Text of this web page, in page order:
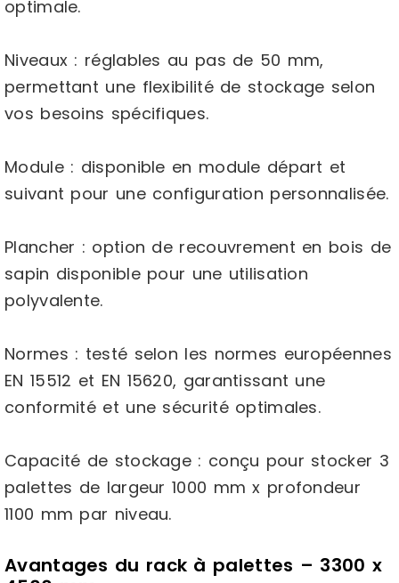
optimale.
Niveaux : réglables au pas de 50 mm,
permettant une flexibilité de stockage selon
vos besoins spécifiques.
Module : disponible en module départ et
suivant pour une configuration personnalisée.
Plancher : option de recouvrement en bois de
sapin disponible pour une utilisation
polyvalente.
Normes : testé selon les normes européennes
EN 15512 et EN 15620, garantissant une
conformité et une sécurité optimales.
Capacité de stockage : conçu pour stocker 3
palettes de largeur 1000 mm x profondeur
1100 mm par niveau.
Avantages du rack à palettes – 3300 x